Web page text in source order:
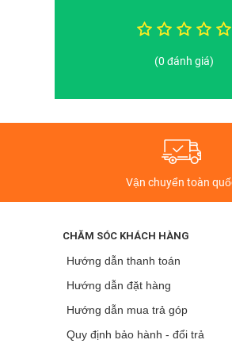
Mặt sau của điện thoại này sẽ
chồng lên nhau theo chiều dọc.
Màu sắc sẵn có của máy:đen,
hình không quá lớn chỉ6.5 inches
(0 đánh giá)
Vận chuyển toàn
CHĂM SÓC KHÁCH HÀNG
Hướng dẫn thanh toán
Hướng dẫn đặt hàng
Hướng dẫn mua trả góp
Quy định bảo hành - đổi trả